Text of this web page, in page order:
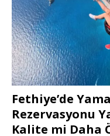
Fethiye’de
Rezervasyonu
Kalite mi Daha